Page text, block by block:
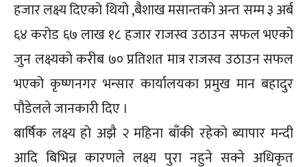
हजार लक्ष्य दिएको थियो ,बैशाख मसान्तको अन्त सम्म ३ अर्ब
६४ करोड ६७ लाख १८ हजार राजस्व उठाउन सफल भएको
जुन लक्ष्यको करीब ७० प्रतिशत मात्र राजस्व उठाउन सफल
भएको कृष्णनगर भन्सार कार्यालयका प्रमुख मान बहादुर
पौडेलले जानकारी दिए ।
बार्षिक लक्ष्य हो अझै २ महिना बाँकी रहेको ब्यापार मन्दी
आदि बिभिन्न कारणले लक्ष्य पुरा नहुने सक्ने अधिकृत